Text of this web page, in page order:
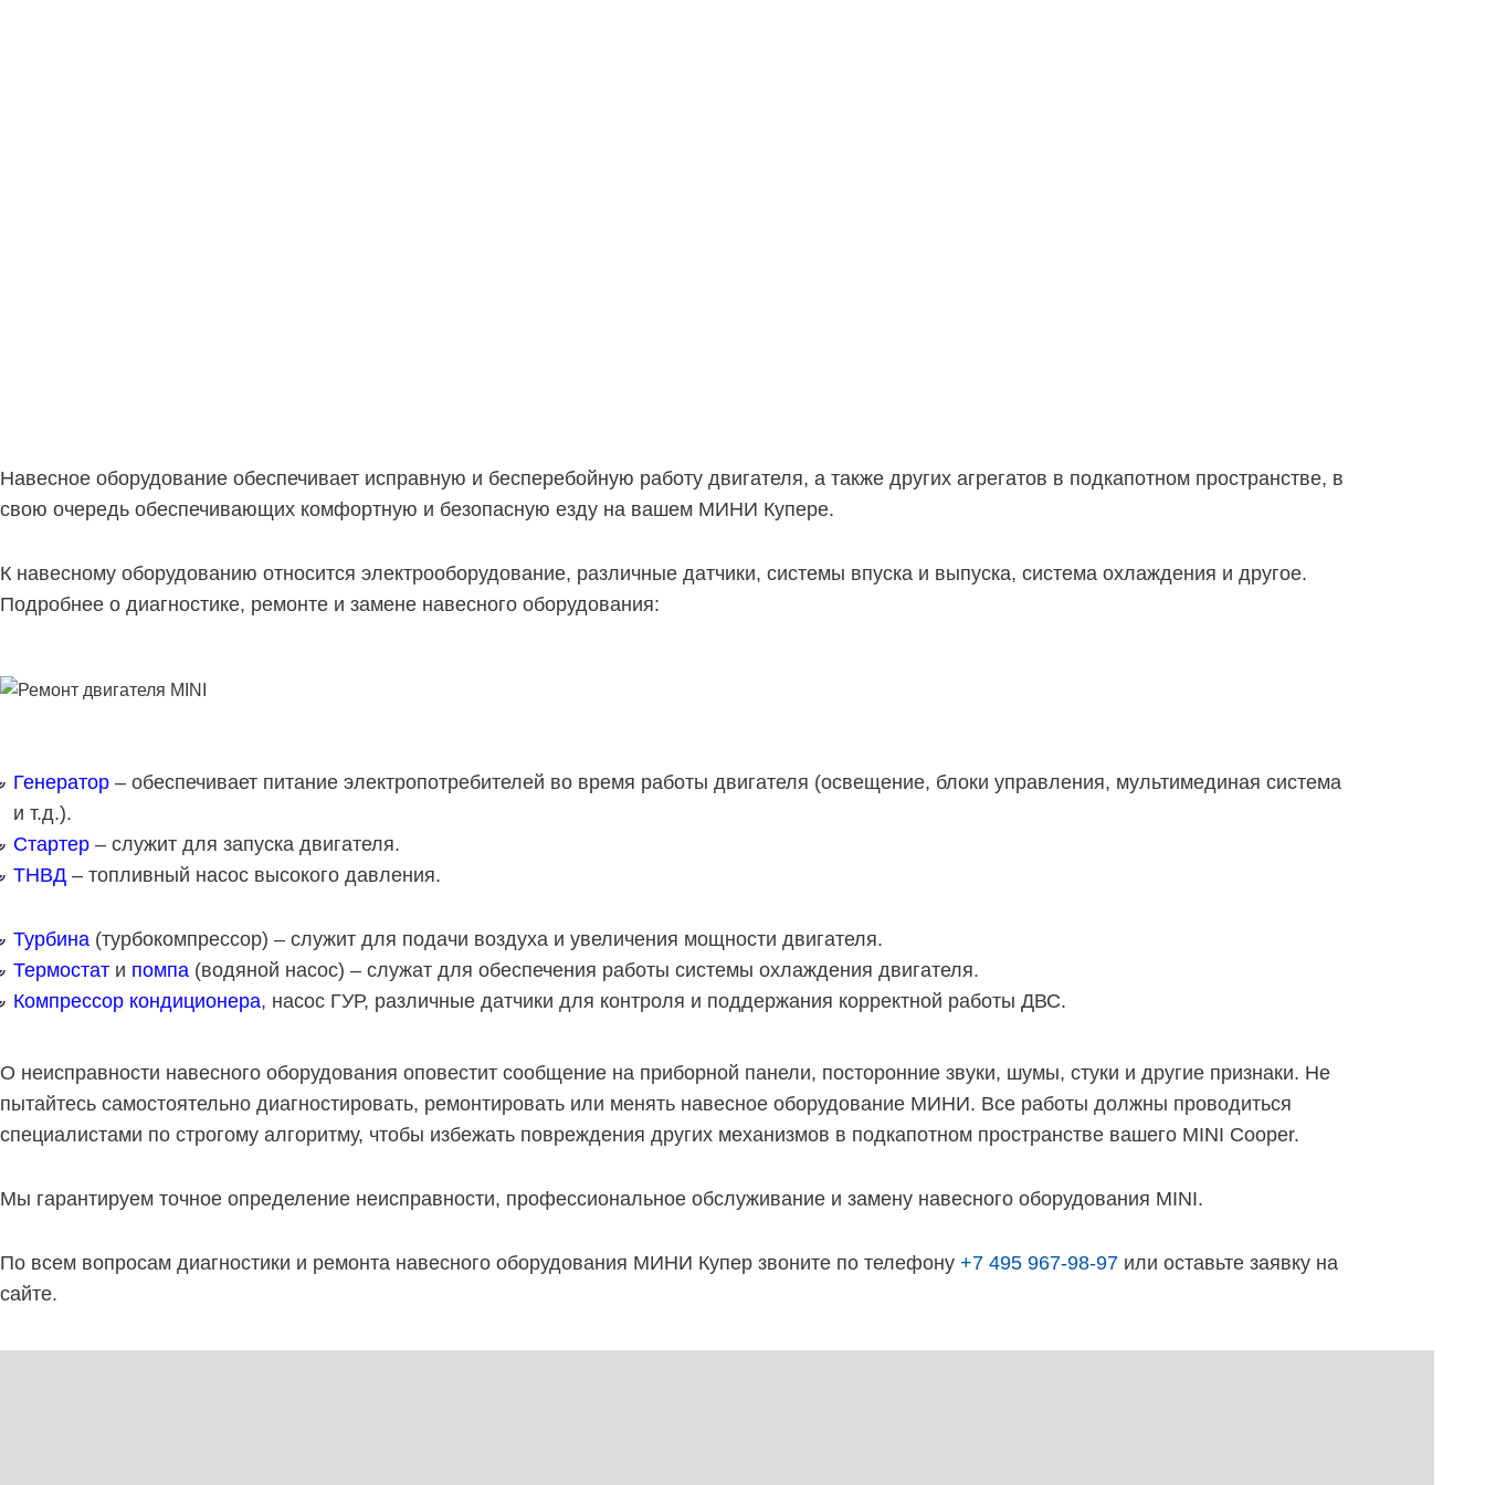
Навесное оборудование обеспечивает исправную и бесперебойную работу двигателя, а также других агрегатов в подкапотном пространстве, в
свою очередь обеспечивающих комфортную и безопасную езду на вашем МИНИ Купере.
К навесному оборудованию относится электрооборудование, различные датчики, системы впуска и выпуска, система охлаждения и другое.
Подробнее о диагностике, ремонте и замене навесного оборудования:
Генератор – обеспечивает питание электропотребителей во время работы двигателя (освещение, блоки управления, мультимединая система
и т.д.).
Стартер – служит для запуска двигателя.
ТНВД – топливный насос высокого давления.
Турбина (турбокомпрессор) – служит для подачи воздуха и увеличения мощности двигателя.
Термостат и помпа (водяной насос) – служат для обеспечения работы системы охлаждения двигателя.
Компрессор кондиционера, насос ГУР, различные датчики для контроля и поддержания корректной работы ДВС.
О неисправности навесного оборудования оповестит сообщение на приборной панели, посторонние звуки, шумы, стуки и другие признаки. Не
пытайтесь самостоятельно диагностировать, ремонтировать или менять навесное оборудование МИНИ. Все работы должны проводиться
специалистами по строгому алгоритму, чтобы избежать повреждения других механизмов в подкапотном пространстве вашего MINI Cooper.
Мы гарантируем точное определение неисправности, профессиональное обслуживание и замену навесного оборудования MINI.
По всем вопросам диагностики и ремонта навесного оборудования МИНИ Купер звоните по телефону +7 495 967-98-97 или оставьте заявку на
сайте.